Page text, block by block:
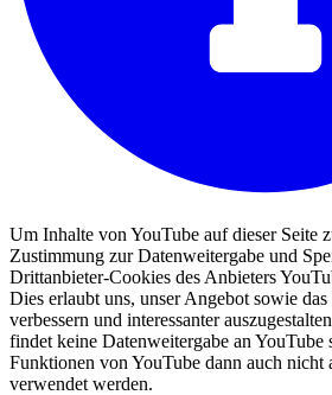
Um Inhalte von YouTube auf dieser Seite
Zustimmung zur Datenweitergabe und
Drittanbieter-Cookies des Anbieters
Dies erlaubt uns, unser Angebot sowie
verbessern und interessanter
findet keine Datenweitergabe an YouTube
Funktionen von YouTube dann auch nicht
verwendet werden.